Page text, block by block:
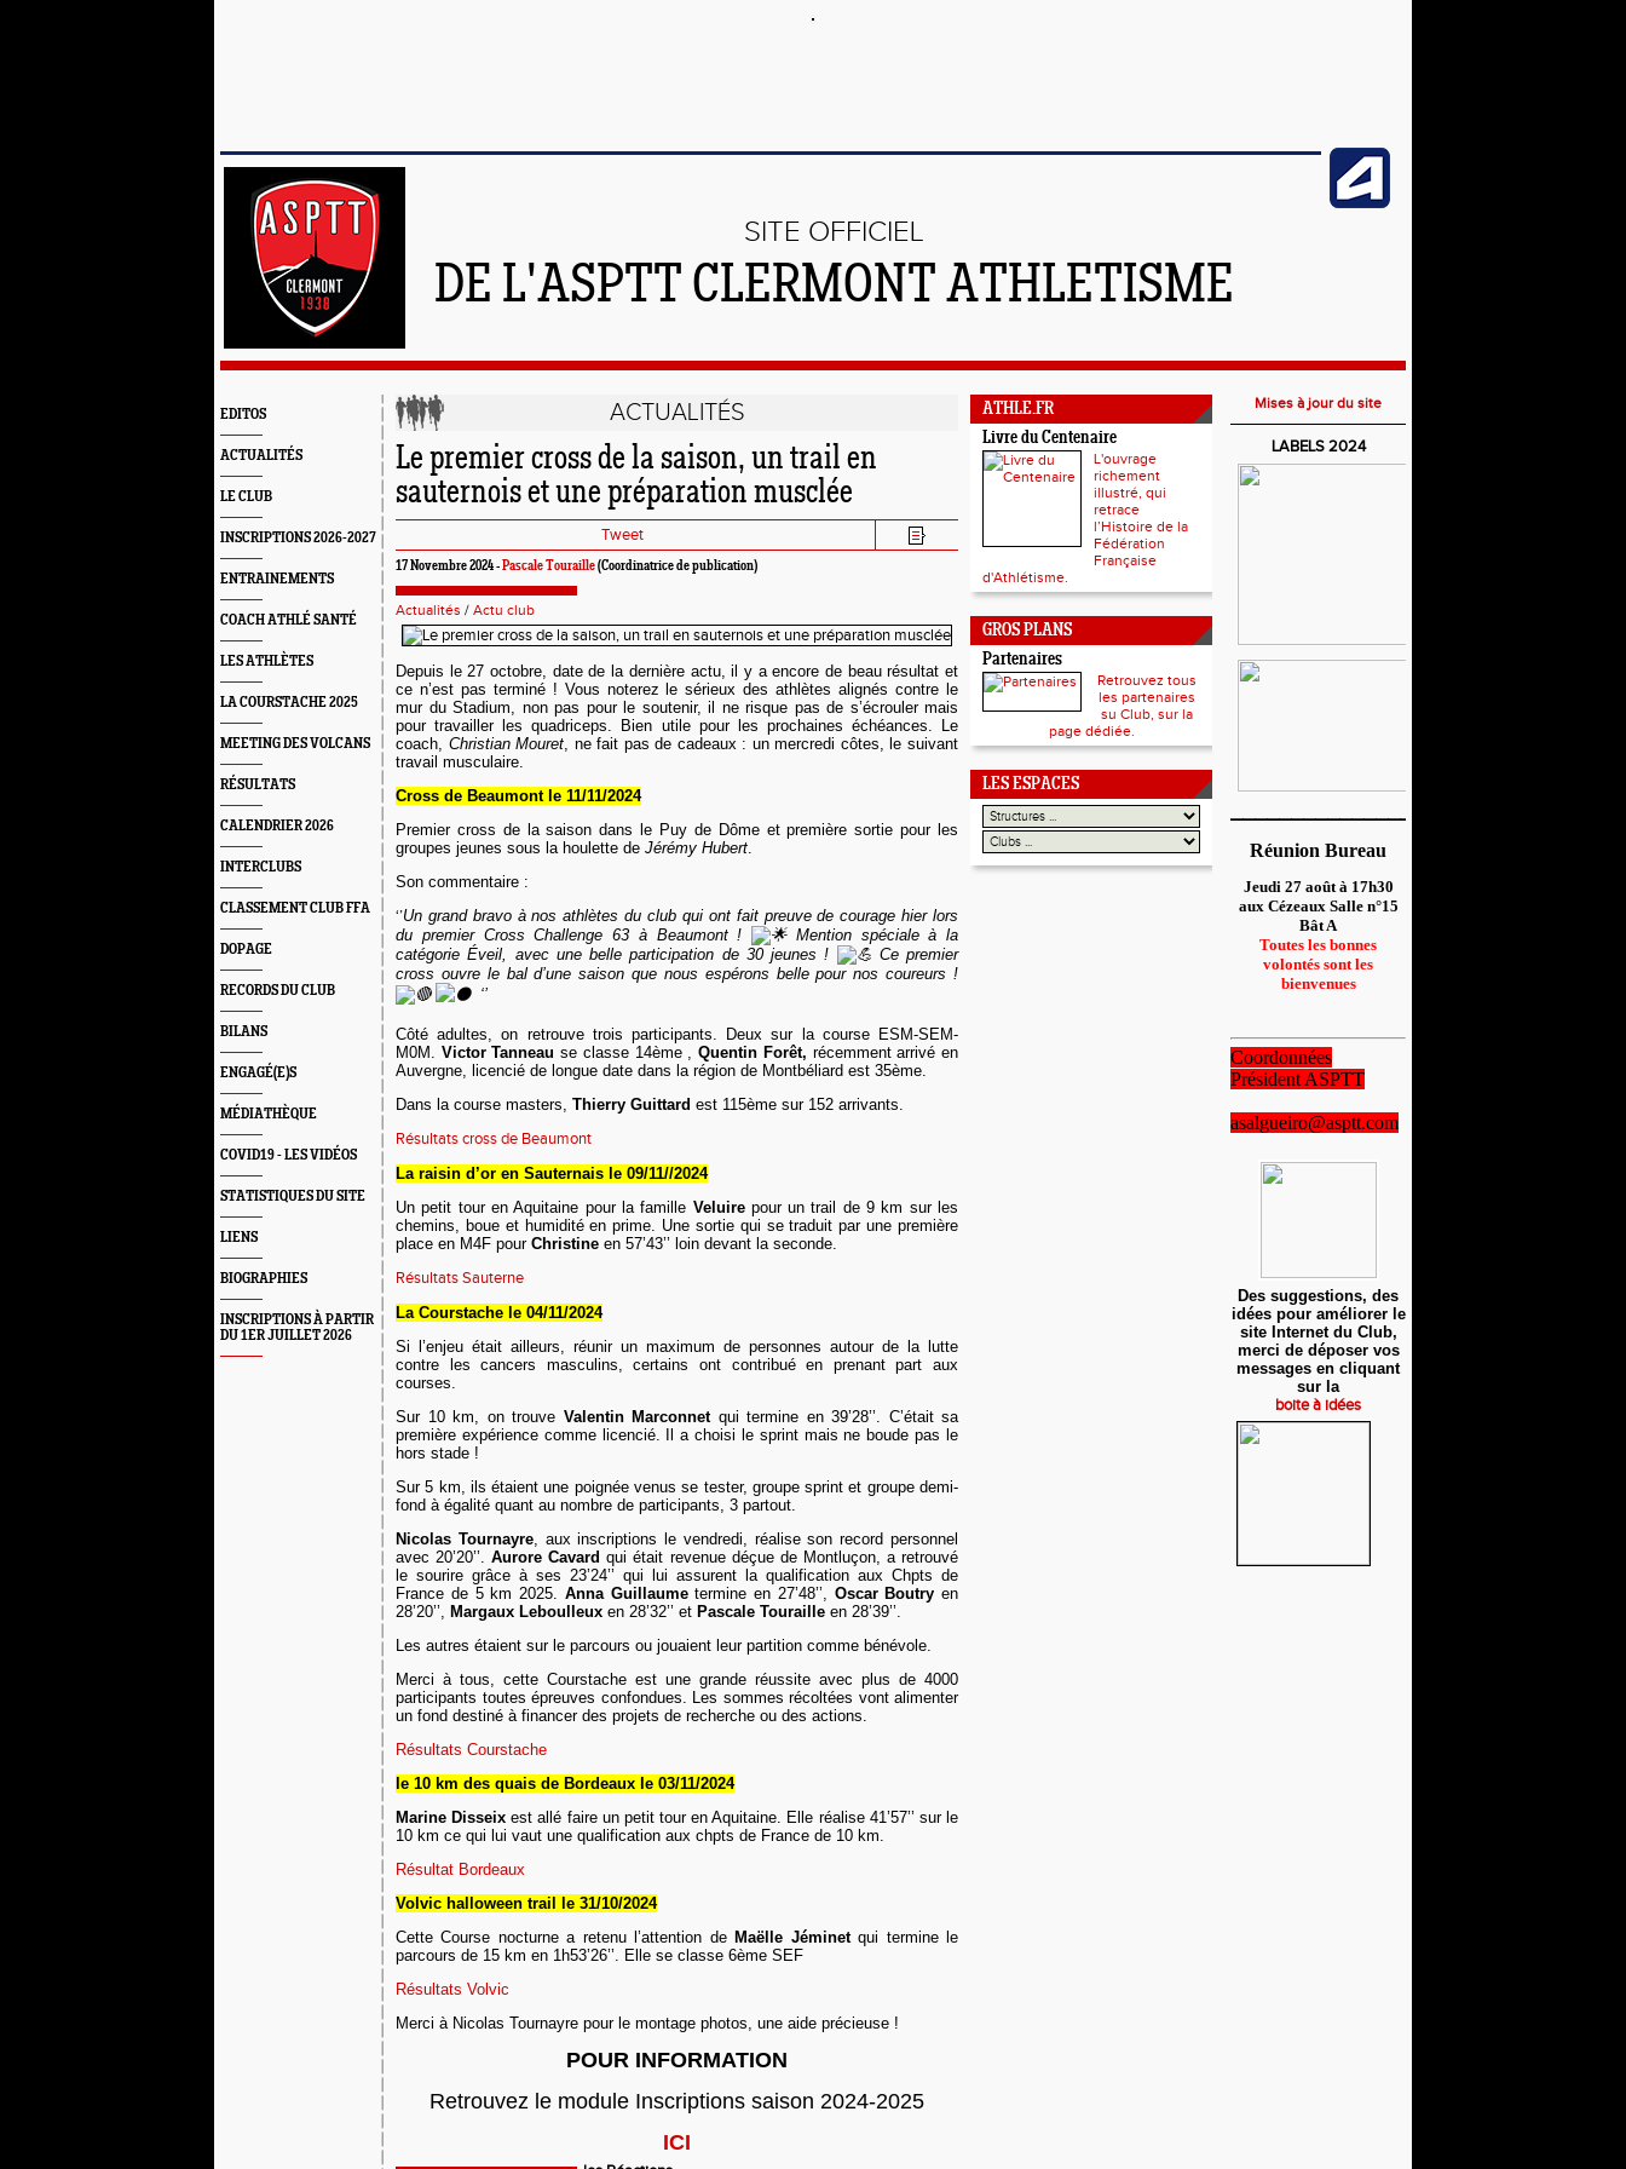
SITE OFFICIEL
DE L'ASPTT CLERMONT ATHLETISME
EDITOS
ACTUALITÉS
LE CLUB
INSCRIPTIONS 2026-2027
ENTRAINEMENTS
COACH ATHLÉ SANTÉ
LES ATHLÈTES
LA COURSTACHE 2025
MEETING DES VOLCANS
RÉSULTATS
CALENDRIER 2026
INTERCLUBS
CLASSEMENT CLUB FFA
DOPAGE
RECORDS DU CLUB
BILANS
ENGAGÉ(E)S
MÉDIATHÈQUE
COVID19 - LES VIDÉOS
STATISTIQUES DU SITE
LIENS
BIOGRAPHIES
INSCRIPTIONS À PARTIR
DU 1ER JUILLET 2026
ACTUALITÉS
Le premier cross de la saison, un trail en
sauternois et une préparation musclée
Tweet
17 Novembre 2024 -Pascale Touraille(Coordinatrice de publication)
Actualités / Actu club
Depuis le 27 octobre, date de la dernière actu, il y a encore de beau résultat et
ce n’est pas terminé ! Vous noterez le sérieux des athlètes alignés contre le
mur du Stadium, non pas pour le soutenir, il ne risque pas de s’écrouler mais
pour travailler les quadriceps. Bien utile pour les prochaines échéances. Le
coach, Christian Mouret, ne fait pas de cadeaux : un mercredi côtes, le suivant
travail musculaire.
Cross de Beaumont le 11/11/2024
Premier cross de la saison dans le Puy de Dôme et première sortie pour les
groupes jeunes sous la houlette de Jérémy Hubert.
Son commentaire :
‘’Un grand bravo à nos athlètes du club qui ont fait preuve de courage hier lors
du premier Cross Challenge 63 à Beaumont !
Mention spéciale à la
catégorie Éveil, avec une belle participation de 30 jeunes !
Ce premier
cross ouvre le bal d’une saison que nous espérons belle pour nos coureurs !
️ ‘’
Côté adultes, on retrouve trois participants. Deux sur la course ESM-SEM-
M0M. Victor Tanneau se classe 14ème ,Quentin Forêt, récemment arrivé en
Auvergne, licencié de longue date dans la région de Montbéliard est 35ème.
Dans la course masters, Thierry Guittard est 115ème sur 152 arrivants.
Résultats cross de Beaumont
La raisin d’or en Sauternais le 09/11//2024
Un petit tour en Aquitaine pour la famille Veluirepour un trail de 9 km sur les
chemins, boue et humidité en prime. Une sortie qui se traduit par une première
place en M4F pour Christine en 57’43’’ loin devant la seconde.
Résultats Sauterne
La Courstache le 04/11/2024
Si l’enjeu était ailleurs, réunir un maximum de personnes autour de la lutte
contre les cancers masculins, certains ont contribué en prenant part aux
courses.
Sur 10 km, on trouve Valentin Marconnetqui termine en 39’28’’. C’était sa
première expérience comme licencié. Il a choisi le sprint mais ne boude pas le
hors stade !
Sur 5 km, ils étaient une poignée venus se tester, groupe sprint et groupe demi-
fond à égalité quant au nombre de participants, 3 partout.
Nicolas Tournayre, aux inscriptions le vendredi, réalise son record personnel
avec 20’20’’.Aurore Cavard qui était revenue déçue de Montluçon, a retrouvé
le sourire grâce à ses 23’24’’ qui lui assurent la qualification aux Chpts de
France de 5 km 2025. Anna Guillaumetermine en 27’48’’, Oscar Boutry en
28’20’’, Margaux Leboulleux en 28’32’’ et Pascale Touraille en 28’39’’.
Les autres étaient sur le parcours ou jouaient leurpartition comme bénévole.
Merci à tous, cette Courstache est une grande réussite avec plus de 4000
participants toutes épreuves confondues. Les sommes récoltées vont alimenter
un fond destiné à financer des projets de recherche ou des actions.
Résultats Courstache
le 10 km des quais de Bordeaux le 03/11/2024
Marine Disseix est allé faire un petit tour en Aquitaine. Elle réalise 41’57’’ sur le
10 km ce qui lui vaut une qualification aux chpts de France de 10 km.
Résultat Bordeaux
Volvic halloween trail le 31/10/2024
Cette Course nocturne a retenu l’attention deMaëlle Jéminetqui termine le
parcours de 15 km en 1h53’26’’. Elle se classe 6ème SEF
Résultats Volvic
Merci à Nicolas Tournayre pour le montage photos, une aide précieuse !
POUR INFORMATION
Retrouvez le module Inscriptions saison 2024-2025
ICI
ATHLE.FR
Livre du Centenaire
L'ouvrage
richement
illustré, qui
retrace
l’Histoire de la
Fédération
Française
d'Athlétisme.
GROS PLANS
Partenaires
Retrouvez tous
les partenaires
su Club, sur la
page dédiée.
LES ESPACES
Mises à jour du site
LABELS 2024
Réunion Bureau
Jeudi 27 août à 17h30
aux Cézeaux Salle n°15
Bât A
Toutes les bonnes
volontés sont les
bienvenues
Coordonnées
Président ASPTT
asalgueiro@asptt.com
Des suggestions, des
idées pour améliorer le
site Internet du Club,
merci de déposer vos
messages en cliquant
sur la
boite à idées